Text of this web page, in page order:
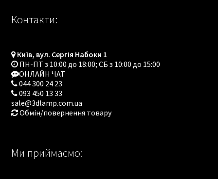
Контакти:
Київ, вул. Сергія Набоки 1
ПН-ПТ з 10:00 до 18:00; СБ з 10:00 до 15:00
ОНЛАЙН ЧАТ
044 300 24 23
093 450 13 33
sale@3dlamp.com.ua
Обмін/повернення товару
Ми приймаємо: